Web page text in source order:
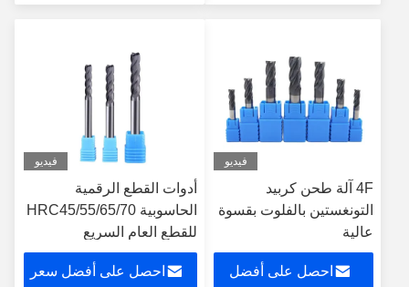
فيديو
4F آلة طحن كربيد
التونغستين بالفلوت بقسوة
عالية
احصل على أفضل
فيديو
أدوات القطع الرقمية
الحاسوبية HRC45/55/65/70
للقطع العام السريع
احصل على أفضل سعر